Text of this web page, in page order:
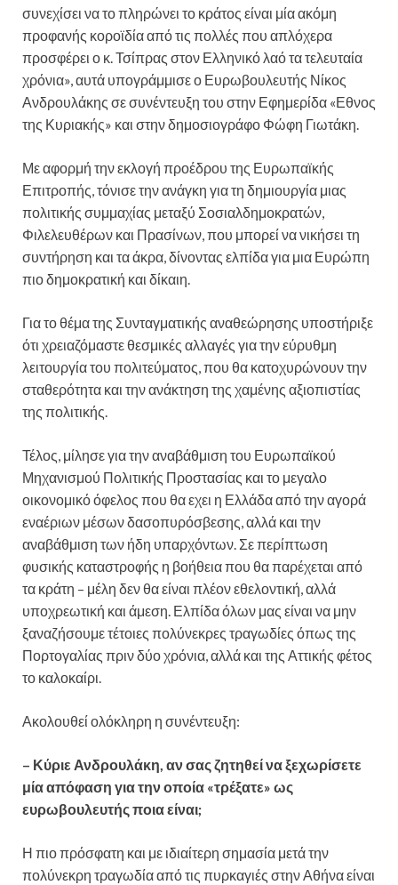
συνεχίσει να το πληρώνει το κράτος είναι μία ακόμη
προφανής κοροϊδία από τις πολλές που απλόχερα
προσφέρει ο κ. Τσίπρας στον Ελληνικό λαό τα τελευταία
χρόνια», αυτά υπογράμμισε ο Ευρωβουλευτής Νίκος
Ανδρουλάκης σε συνέντευξη του στην Εφημερίδα «Εθνος
της Κυριακής» και στην δημοσιογράφο Φώφη Γιωτάκη.
Με αφορμή την εκλογή προέδρου της Ευρωπαϊκής
Επιτροπής, τόνισε την ανάγκη για τη δημιουργία μιας
πολιτικής συμμαχίας μεταξύ Σοσιαλδημοκρατών,
Φιλελευθέρων και Πρασίνων, που μπορεί να νικήσει τη
συντήρηση και τα άκρα, δίνοντας ελπίδα για μια Ευρώπη
πιο δημοκρατική και δίκαιη.
Για το θέμα της Συνταγματικής αναθεώρησης υποστήριξε
ότι χρειαζόμαστε θεσμικές αλλαγές για την εύρυθμη
λειτουργία του πολιτεύματος, που θα κατοχυρώνουν την
σταθερότητα και την ανάκτηση της χαμένης αξιοπιστίας
της πολιτικής.
Τέλος, μίλησε για την αναβάθμιση του Ευρωπαϊκού
Μηχανισμού Πολιτικής Προστασίας και το μεγαλο
οικονομικό όφελος που θα εχει η Ελλάδα από την αγορά
εναέριων μέσων δασοπυρόσβεσης, αλλά και την
αναβάθμιση των ήδη υπαρχόντων. Σε περίπτωση
φυσικής καταστροφής η βοήθεια που θα παρέχεται από
τα κράτη – μέλη δεν θα είναι πλέον εθελοντική, αλλά
υποχρεωτική και άμεση. Ελπίδα όλων μας είναι να μην
ξαναζήσουμε τέτοιες πολύνεκρες τραγωδίες όπως της
Πορτογαλίας πριν δύο χρόνια, αλλά και της Αττικής φέτος
το καλοκαίρι.
Ακολουθεί ολόκληρη η συνέντευξη:
– Κύριε Ανδρουλάκη, αν σας ζητηθεί να ξεχωρίσετε
μία απόφαση για την οποία «τρέξατε» ως
ευρωβουλευτής ποια είναι;
Η πιο πρόσφατη και με ιδιαίτερη σημασία μετά την
πολύνεκρη τραγωδία από τις πυρκαγιές στην Αθήνα είναι